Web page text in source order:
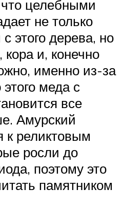
целебными
не только
этого дерева, но
кора и, конечно
именно из-за
этого меда с
все
Амурский
к реликтовым
росли до
поэтому это
памятником